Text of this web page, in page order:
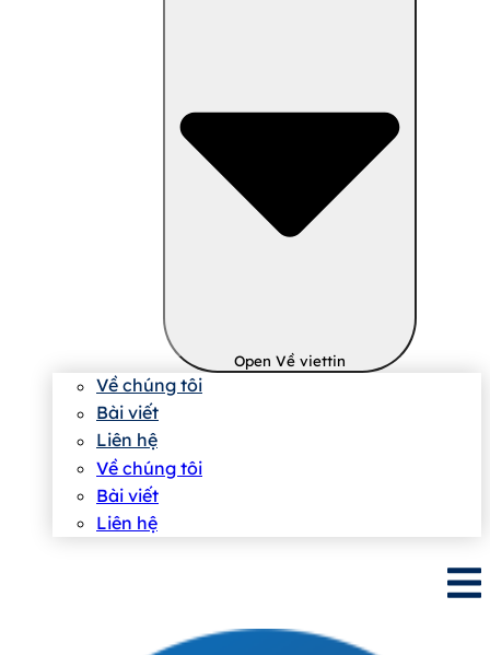
Open Về viettin
Về chúng tôi
Bài viết
Liên hệ
Về chúng tôi
Bài viết
Liên hệ